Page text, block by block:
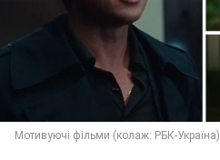
Мотивуючі фільми (колаж: РБК-Україна)